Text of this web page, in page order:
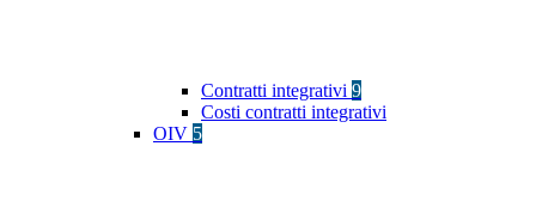
Contratti integrativi 9
Costi contratti integrativi
OIV 5